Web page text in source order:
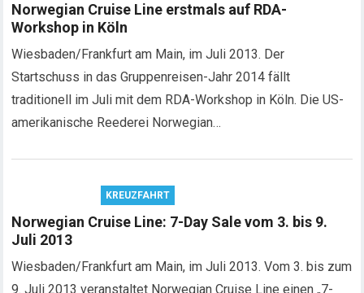
Norwegian Cruise Line erstmals auf RDA-
Workshop in Köln
Wiesbaden/Frankfurt am Main, im Juli 2013. Der
Startschuss in das Gruppenreisen-Jahr 2014 fällt
traditionell im Juli mit dem RDA-Workshop in Köln. Die US-
amerikanische Reederei Norwegian…
KREUZFAHRT
Norwegian Cruise Line: 7-Day Sale vom 3. bis 9.
Juli 2013
Wiesbaden/Frankfurt am Main, im Juli 2013. Vom 3. bis zum
9. Juli 2013 veranstaltet Norwegian Cruise Line einen „7-